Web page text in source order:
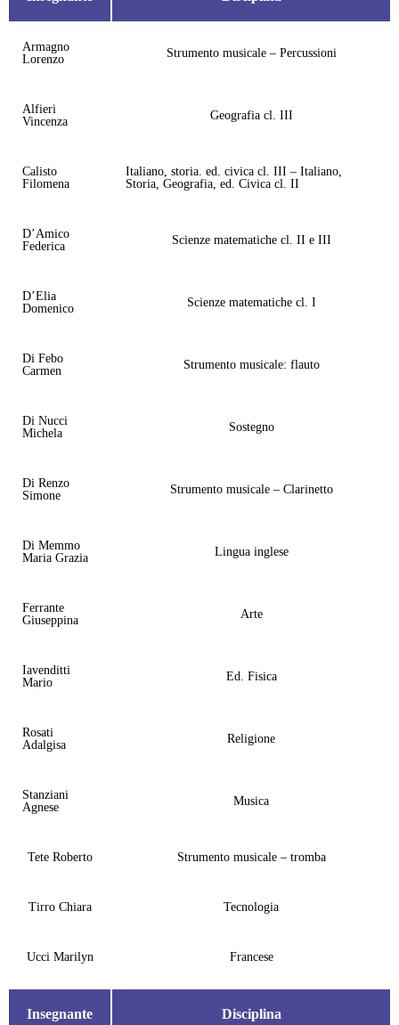
Armagno
Lorenzo
Strumento musicale – Percussioni
Alfieri
Vincenza
Geografia cl. III
Calisto
Filomena
Italiano, storia. ed. civica cl. III – Italiano,
Storia, Geografia, ed. Civica cl. II
D’Amico
Federica
Scienze matematiche cl. II e III
D’Elia
Domenico
Scienze matematiche cl. I
Di Febo
Carmen
Strumento musicale: flauto
Di Nucci
Michela
Sostegno
Di Renzo
Simone
Strumento musicale – Clarinetto
Di Memmo
Maria Grazia
Lingua inglese
Ferrante
Giuseppina
Arte
Iavenditti
Mario
Ed. Fisica
Rosati
Adalgisa
Religione
Stanziani
Agnese
Musica
Tete Roberto Strumento musicale – tromba
Tirro Chiara Tecnologia
Ucci Marilyn Francese
Insegnante Disciplina